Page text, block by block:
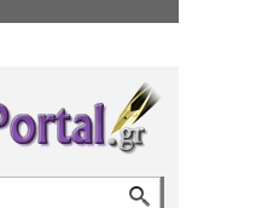
Πλοήγηση